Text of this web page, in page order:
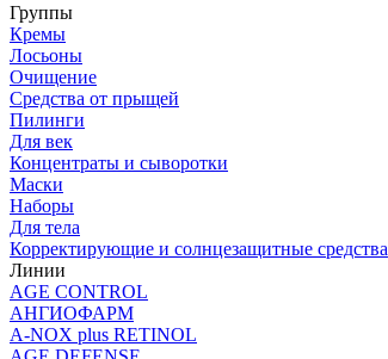
Группы
Кремы
Лосьоны
Очищение
Средства от прыщей
Пилинги
Для век
Концентраты и сыворотки
Маски
Наборы
Для тела
Корректирующие и солнцезащитные средства
Линии
AGE CONTROL
АНГИОФАРМ
A-NOX plus RETINOL